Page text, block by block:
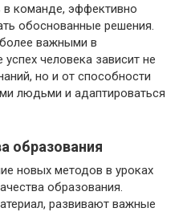
в команде, эффективно
обоснованные решения.
важными в
человека зависит не
но и от способности
людьми и адаптироваться
образования
новых методов в уроках
образования.
развивают важные